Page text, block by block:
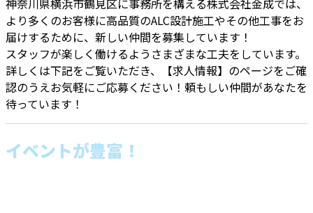
神奈川県横浜市鶴見区に事務所を構える株式会社金成では、
より多くのお客様に高品質のALC設計施工やその他工事をお
届けするために、新しい仲間を募集しています！
スタッフが楽しく働けるようさまざまな工夫をしています。
詳しくは下記をご覧いただき、【求人情報】のページをご確
認のうえお気軽にご応募ください！頼もしい仲間があなたを
待っています！
イベントが豊富！